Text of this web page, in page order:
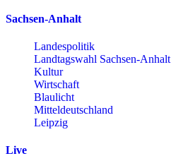
Sachsen-Anhalt
Landespolitik
Landtagswahl Sachsen-Anhalt
Kultur
Wirtschaft
Blaulicht
Mitteldeutschland
Leipzig
Live